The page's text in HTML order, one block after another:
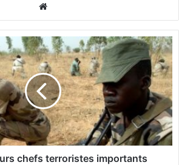
bsi
te
chefs terroristes importants